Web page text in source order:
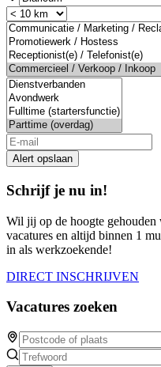
Alert opslaan
Schrijf je nu in!
Wil jij op de hoogte gehouden
vacatures en altijd binnen 1
in als werkzoekende!
DIRECT INSCHRIJVEN
Vacatures zoeken